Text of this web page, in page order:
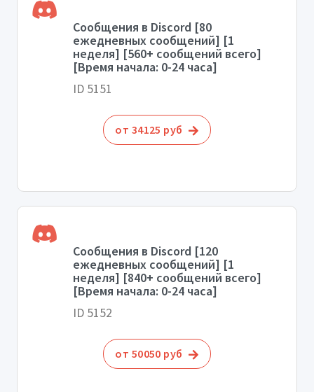
Сообщения в Discord [80
ежедневных сообщений] [1
неделя] [560+ сообщений всего]
[Время начала: 0-24 часа]
ID 5151
от 34125 руб
Сообщения в Discord [120
ежедневных сообщений] [1
неделя] [840+ сообщений всего]
[Время начала: 0-24 часа]
ID 5152
от 50050 руб